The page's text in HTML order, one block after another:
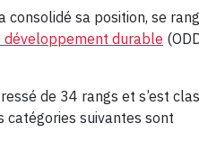
consolidé sa position, se
développement durable
de 34 rangs et s’est
catégories suivantes sont